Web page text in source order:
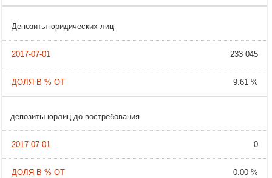
Депозиты юридических лиц
233 045
9.61 %
депозиты юрлиц до востребования
0
0.00 %